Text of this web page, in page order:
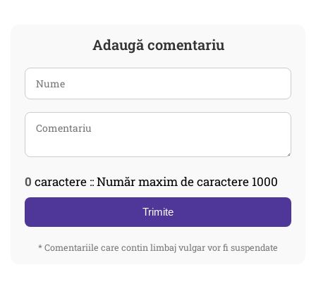
Adaugă comentariu
0 caractere :: Număr maxim de caractere 1000
Trimite
* Comentariile care contin limbaj vulgar vor fi suspendate